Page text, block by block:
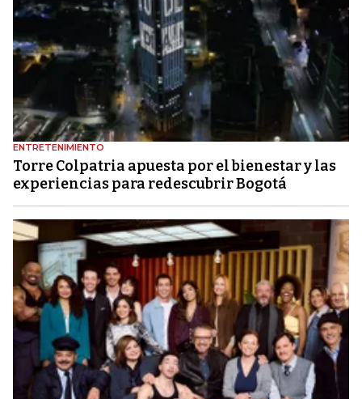
ENTRETENIMIENTO
Torre Colpatria apuesta por el bienestar y las
experiencias para redescubrir Bogotá